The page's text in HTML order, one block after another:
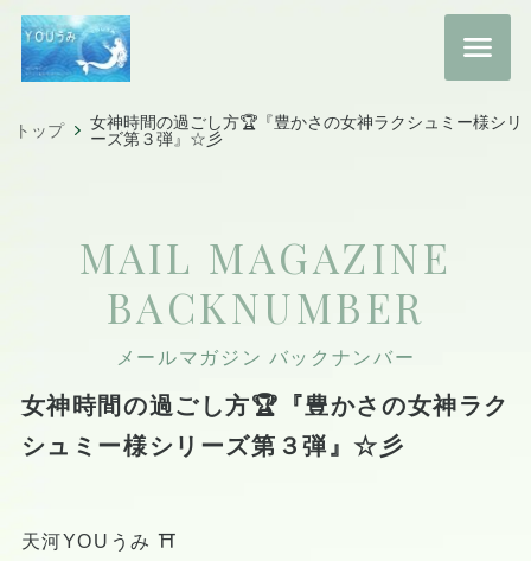
トップ
女神時間の過ごし方🏆『豊かさの女神ラクシュミー様シリ
ーズ第３弾』☆彡
MAIL MAGAZINE
BACKNUMBER
メールマガジン バックナンバー
女神時間の過ごし方🏆『豊かさの女神ラク
シュミー様シリーズ第３弾』☆彡
天河YOUうみ ⛩